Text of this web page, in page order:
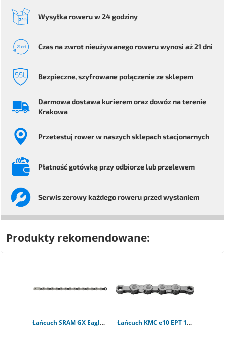
Wysyłkaroweruw 24 godziny
Czas na zwrotnieużywanego roweruwynosi aż 21 dni
Bezpieczne, szyfrowanepołączenie ze sklepem
Darmowa dostawa kurieremoraz dowóz na terenie
Krakowa
Przetestuj rowerw naszych sklepach stacjonarnych
Płatność gotówką przy odbiorzelub przelewem
Serwiszerowy każdegoroweru przed wysłaniem
Produkty rekomendowane:
Łańcuch SRAM GX Eagle Chain 12rz - 126 ogniw Łańcuch KMC e10 EPT 10rz - 136 ogniw + CL559